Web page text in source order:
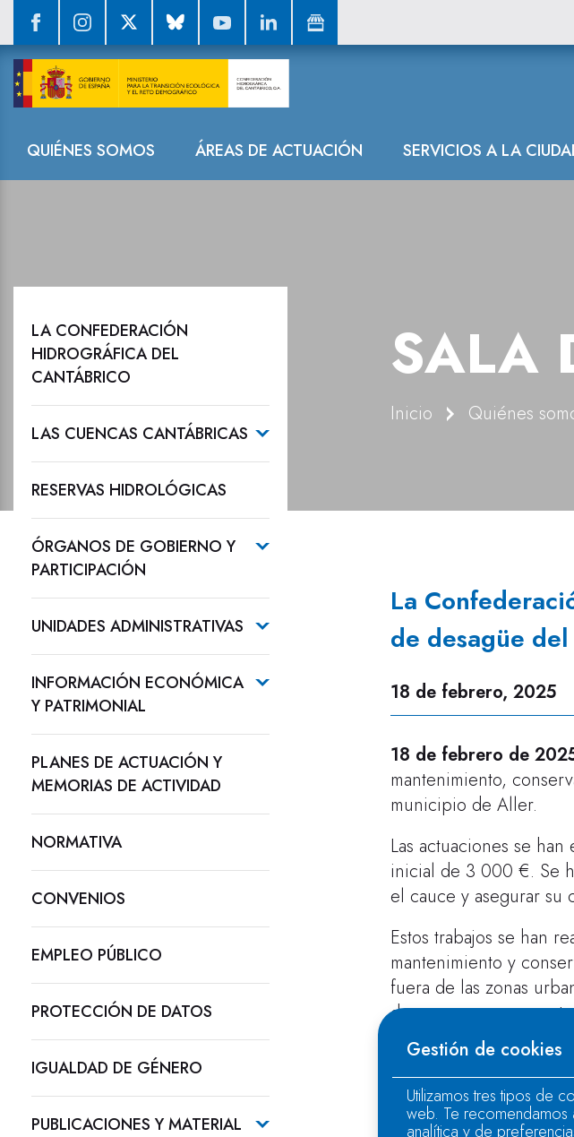
Navegación
QUIÉNES SOMOS ÁREAS DE ACTUACIÓN SERVICIOS A LA
La Confederación
SALA
Inicio Quiénes
LA CONFEDERACIÓN
HIDROGRÁFICA DEL
CANTÁBRICO
LAS CUENCAS CANTÁBRICAS
RESERVAS HIDROLÓGICAS
ÓRGANOS DE GOBIERNO Y
PARTICIPACIÓN
UNIDADES ADMINISTRATIVAS
INFORMACIÓN ECONÓMICA
Y PATRIMONIAL
PLANES DE ACTUACIÓN Y
MEMORIAS DE ACTIVIDAD
NORMATIVA
CONVENIOS
EMPLEO PÚBLICO
PROTECCIÓN DE DATOS
IGUALDAD DE GÉNERO
PUBLICACIONES Y MATERIAL
La
de desagüe
18 de febrero, 2025
18 de febrero de
mantenimiento,
municipio de Aller.
Las actuaciones se
inicial de 3 000 €. Se
el cauce y asegurar su
Estos trabajos se han
mantenimiento y
fuera de las zonas
de cauces son
En el año 2024 la
Asturias fue de 2,6
Gestión de cookies
Utilizamos tres tipos de
web. Te recomendamos
analítica y de